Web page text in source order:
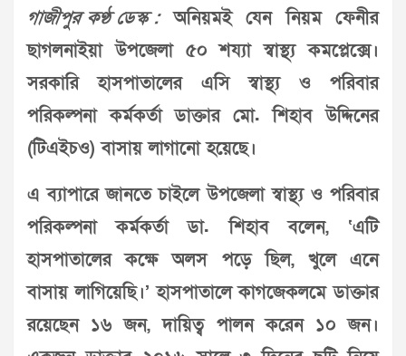
গাজীপুর কণ্ঠ ডেস্ক :অনিয়মই যেন নিয়ম ফেনীর
ছাগলনাইয়া উপজেলা ৫০ শয্যা স্বাস্থ্য কমপ্লেক্সে।
সরকারি হাসপাতালের এসি স্বাস্থ্য ও পরিবার
পরিকল্পনা কর্মকর্তা ডাক্তার মো. শিহাব উদ্দিনের
(টিএইচও) বাসায় লাগানো হয়েছে।
এ ব্যাপারে জানতে চাইলে উপজেলা স্বাস্থ্য ও পরিবার
পরিকল্পনা কর্মকর্তা ডা. শিহাব বলেন, ‘এটি
হাসপাতালের কক্ষে অলস পড়ে ছিল, খুলে এনে
বাসায় লাগিয়েছি।’ হাসপাতালে কাগজেকলমে ডাক্তার
রয়েছেন ১৬ জন, দায়িত্ব পালন করেন ১০ জন।